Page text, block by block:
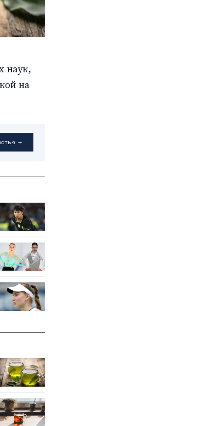
наук,
на
→